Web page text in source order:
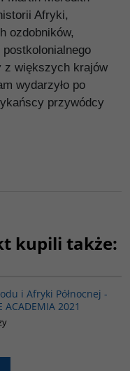
Afryki,
ozdobników,
z większych krajów
wydarzyło po
przywódcy
kupili także:
i Afryki Północnej -
ACADEMIA 2021